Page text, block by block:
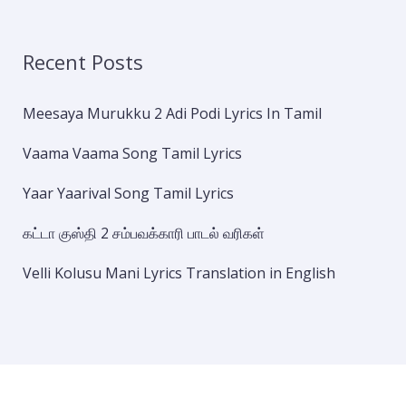
Recent Posts
Meesaya Murukku 2 Adi Podi Lyrics In Tamil
Vaama Vaama Song Tamil Lyrics
Yaar Yaarival Song Tamil Lyrics
கட்டா குஸ்தி 2 சம்பவக்காரி பாடல் வரிகள்
Velli Kolusu Mani Lyrics Translation in English